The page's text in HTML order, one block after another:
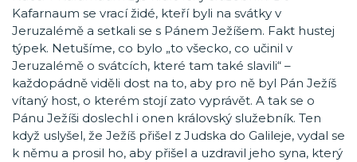
Kafarnaum se vrací židé, kteří byli na svátky v
Jeruzalémě a setkali se s Pánem Ježíšem. Fakt hustej
týpek. Netušíme, co bylo „to všecko, co učinil v
Jeruzalémě o svátcích, které tam také slavili“ –
každopádně viděli dost na to, aby pro ně byl Pán Ježíš
vítaný host, o kterém stojí zato vyprávět. A tak se o
Pánu Ježíši doslechl i onen královský služebník. Ten
když uslyšel, že Ježíš přišel z Judska do Galileje, vydal se
k němu a prosil ho, aby přišel a uzdravil jeho syna, který